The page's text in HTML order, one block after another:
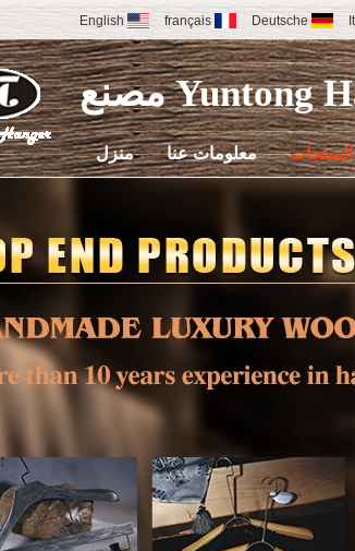
English français Deutsche
مصنع
منزل معلومات عنا المنتجات